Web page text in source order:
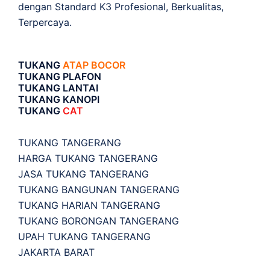
dengan Standard K3 Profesional, Berkualitas,
Terpercaya.
TUKANG ATAP BOCOR
TUKANG PLAFON
TUKANG LANTAI
TUKANG KANOPI
TUKANG CAT
TUKANG TANGERANG
HARGA TUKANG TANGERANG
JASA TUKANG TANGERANG
TUKANG BANGUNAN TANGERANG
TUKANG HARIAN TANGERANG
TUKANG BORONGAN TANGERANG
UPAH TUKANG TANGERANG
JAKARTA BARAT